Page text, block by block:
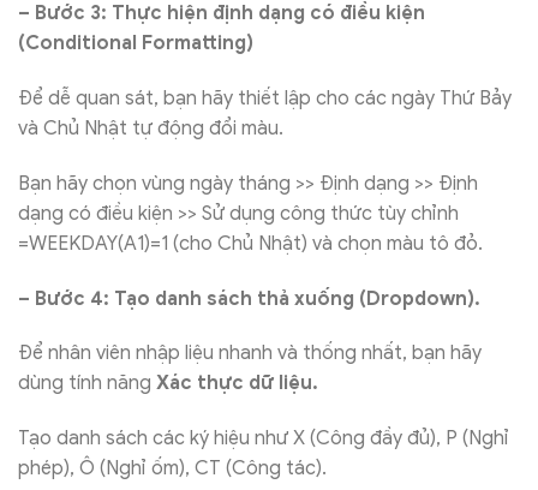
– Bước 3: Thực hiện định dạng có điều kiện
(Conditional Formatting)
Để dễ quan sát, bạn hãy thiết lập cho các ngày Thứ Bảy
và Chủ Nhật tự động đổi màu.
Bạn hãy chọn vùng ngày tháng >> Định dạng >> Định
dạng có điều kiện >> Sử dụng công thức tùy chỉnh
=WEEKDAY(A1)=1 (cho Chủ Nhật) và chọn màu tô đỏ.
– Bước 4: Tạo danh sách thả xuống (Dropdown).
Để nhân viên nhập liệu nhanh và thống nhất, bạn hãy
dùng tính năng Xác thực dữ liệu.
Tạo danh sách các ký hiệu như X (Công đầy đủ), P (Nghỉ
phép), Ô (Nghỉ ốm), CT (Công tác).